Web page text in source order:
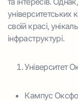
університетських
своїй красі,
інфраструктурі.
Університет
Кампус